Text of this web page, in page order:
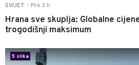
SVIJET Pre 3 h
Hrana sve skuplja: Globalne
trogodišnji maksimum
5 slika